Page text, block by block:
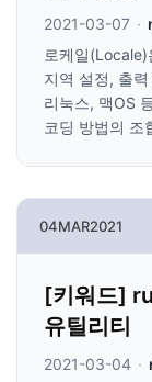
2021-03-07 ·
로케일
지역 설정, 출
리눅스, 맥OS
코딩 방법의 조
04MAR2021
[키워드]
유틸리티
2021-03-04 ·